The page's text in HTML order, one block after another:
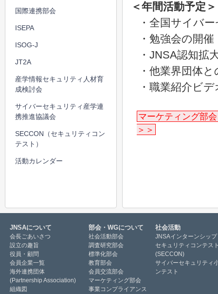
＜年間活動予定＞
・全国サイバ
・勉強会の開
・JNSA認知拡
・他業界団体
・職業紹介ビ
マーケティング部
＞＞
国際連携部会
ISEPA
ISOG-J
JT2A
産学情報セキュリティ人材育
成検討会
サイバーセキュリティ産学連
携推進協議会
SECCON（セキュリティコン
テスト）
活動カレンダー
JNSAについて
会長ごあいさつ
設立の趣旨
役員・顧問
会員企業一覧
海外連携団体
(Partnership Association)
組織図
部会・WGについて
社会活動部会
調査研究部会
標準化部会
教育部会
会員交流部会
マーケティング部会
事業コンプライアンス
社会活動
JNSAインターンシップ
セキュリティコンテス
(SECCON)
サイバーセキュリティ
ンテスト